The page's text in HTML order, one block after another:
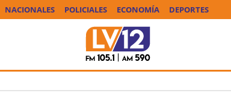
NACIONALES POLICIALES ECONOMÍA DEPORTES